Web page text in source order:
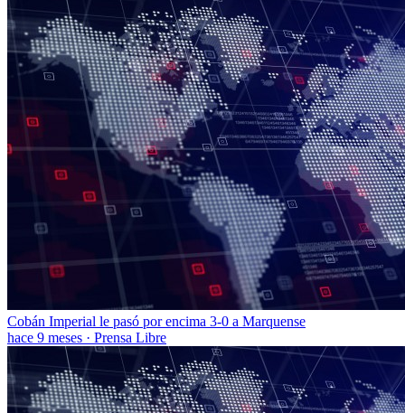
Cobán Imperial le pasó por encima 3-0 a Marquense
hace 9 meses · Prensa Libre